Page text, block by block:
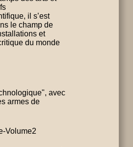
il s’est
le champ de
et
du monde
avec
armes de
Volume2